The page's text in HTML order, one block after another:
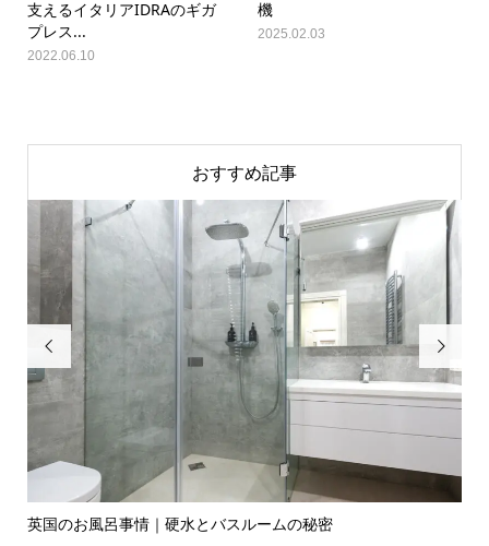
支えるイタリアIDRAのギガ
プレス...
2022.06.10
機
2025.02.03
おすすめ記事

英国のお風呂事情｜硬水とバスルームの秘密
